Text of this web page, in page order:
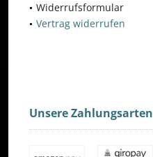
Widerrufsformular
Vertrag widerrufen
Unsere Zahlungsarten